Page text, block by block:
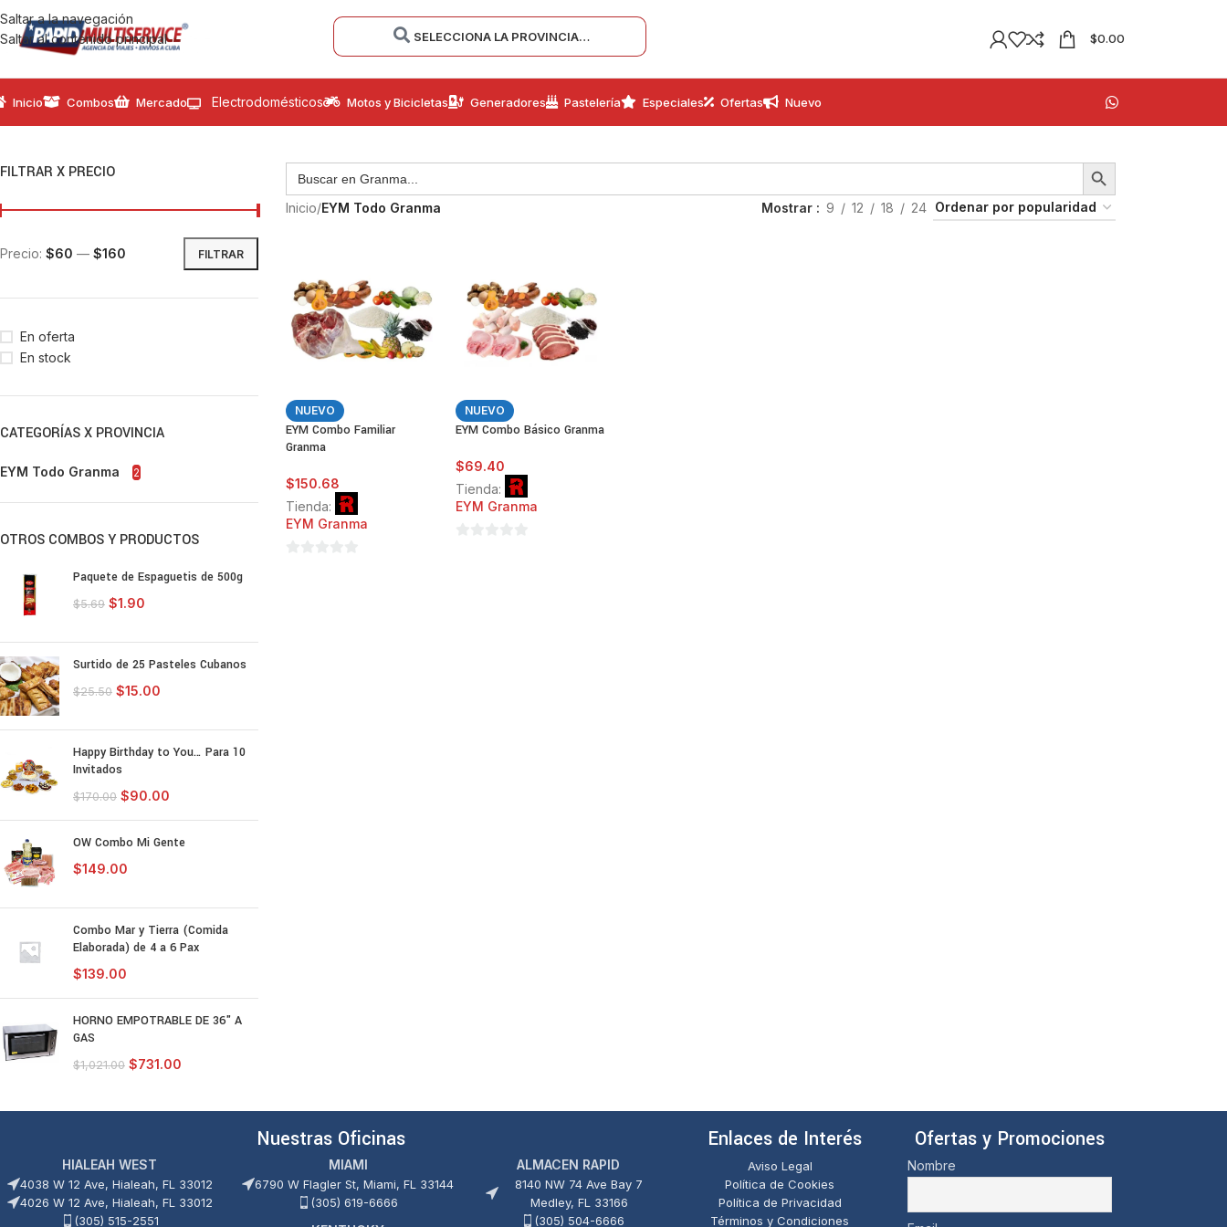
Saltar a la navegación
Saltar al contenido principal
SELECCIONA LA PROVINCIA… $0.00
Inicio Combos Mercado Electrodomésticos Motos y Bicicletas Generadores Pastelería Especiales Ofertas Nuevo
FILTRAR X PRECIO
FILTRAR
Precio: $60 — $160
En oferta
En stock
CATEGORÍAS X PROVINCIA
EYM Todo Granma 2
OTROS COMBOS Y PRODUCTOS
Paquete de Espaguetis de 500g
$5.69 $1.90
Surtido de 25 Pasteles Cubanos
$25.50 $15.00
Happy Birthday to You… Para 10
Invitados
$170.00 $90.00
OW Combo Mi Gente
$149.00
Combo Mar y Tierra (Comida
Elaborada) de 4 a 6 Pax
$139.00
HORNO EMPOTRABLE DE 36" A
GAS
$1,021.00 $731.00
Inicio/EYM Todo Granma Mostrar 9 12 18 24
NUEVO
EYM Combo Familiar
Granma
$150.68
Tienda:
EYM Granma
NUEVO
EYM Combo Básico Granma
$69.40
Tienda:
EYM Granma
Nuestras Oficinas
HIALEAH WEST
4038 W 12 Ave, Hialeah, FL 33012
4026 W 12 Ave, Hialeah, FL 33012
(305) 515-2551
MIAMI
6790 W Flagler St, Miami, FL 33144
(305) 619-6666
ALMACEN RAPID
8140 NW 74 Ave Bay 7
Medley, FL 33166
(305) 504-6666
Enlaces de Interés
Aviso Legal
Política de Cookies
Política de Privacidad
Términos y Condiciones
Ofertas y Promociones
Nombre